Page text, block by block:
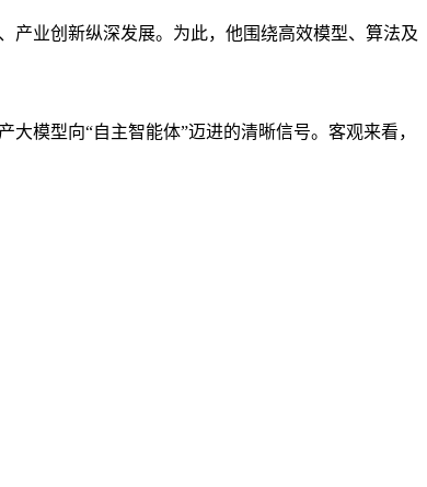
产业创新纵深发展。为此，他围绕高效模型、算法及
模型向“自主智能体”迈进的清晰信号。客观来看，